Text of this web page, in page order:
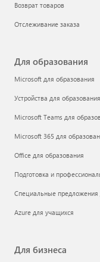
Возврат товаров
Отслеживание заказа
Для образования
Microsoft для образования
Устройства для образования
Microsoft Teams для
Microsoft 365 для
Office для образования
Подготовка и
Специальные предложения
Azure для учащихся
Для бизнеса